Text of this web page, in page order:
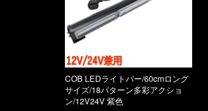
COB LEDライトバー/60cmロング
サイズ/18パターン多彩アクショ
ン/12V24V 紫色